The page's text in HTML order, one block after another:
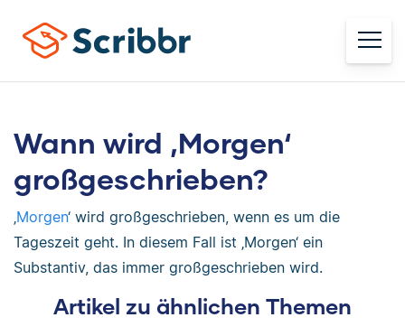
Wann wird ‚Morgen‘
großgeschrieben?
‚Morgen‘ wird großgeschrieben, wenn es um die
Tageszeit geht. In diesem Fall ist ‚Morgen‘ ein
Substantiv, das immer großgeschrieben wird.
Artikel zu ähnlichen Themen